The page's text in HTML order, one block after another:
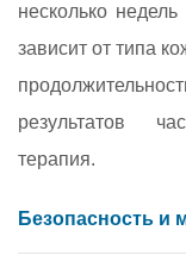
несколько
зависит от типа
результатов
терапия.
Безопасность и